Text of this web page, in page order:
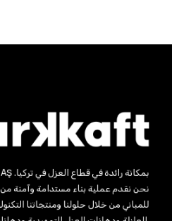
نحن نقدم عملية بناء مستدامة وآمنة من
للمباني من خلال حلولنا ومنتجاتنا